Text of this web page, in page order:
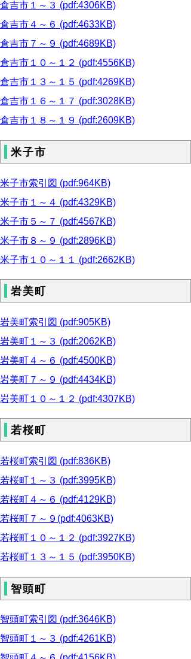
倉吉市１～３ (pdf:4306KB)
倉吉市４～６ (pdf:4633KB)
倉吉市７～９ (pdf:4689KB)
倉吉市１０～１２ (pdf:4556KB)
倉吉市１３～１５ (pdf:4269KB)
倉吉市１６～１７ (pdf:3028KB)
倉吉市１８～１９ (pdf:2609KB)
米子市
米子市索引図 (pdf:964KB)
米子市１～４ (pdf:4329KB)
米子市５～７ (pdf:4567KB)
米子市８～９ (pdf:2896KB)
米子市１０～１１ (pdf:2662KB)
岩美町
岩美町索引図 (pdf:905KB)
岩美町１～３ (pdf:2062KB)
岩美町４～６ (pdf:4500KB)
岩美町７～９ (pdf:4434KB)
岩美町１０～１２ (pdf:4307KB)
若桜町
若桜町索引図 (pdf:836KB)
若桜町１～３ (pdf:3995KB)
若桜町４～６ (pdf:4129KB)
若桜町７～９(pdf:4063KB)
若桜町１０～１２ (pdf:3927KB)
若桜町１３～１５ (pdf:3950KB)
智頭町
智頭町索引図 (pdf:3646KB)
智頭町１～３ (pdf:4261KB)